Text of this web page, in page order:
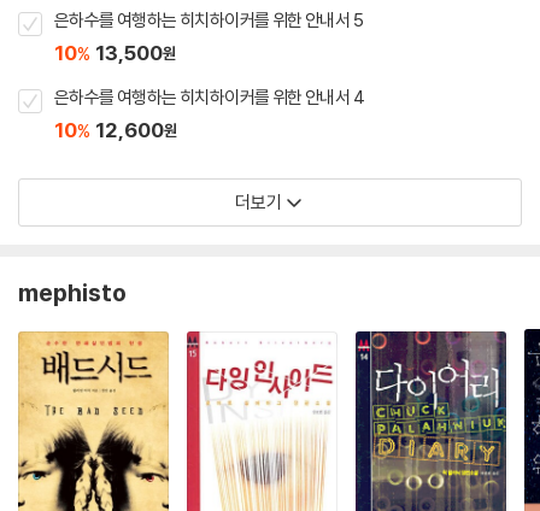
은하수를 여행하는 히치하이커를 위한 안내서 5
10% 13,500원
은하수를 여행하는 히치하이커를 위한 안내서 4
10% 12,600원
더보기
mephisto